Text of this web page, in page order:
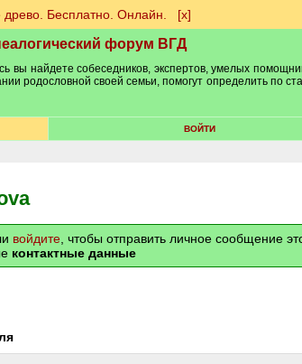
древо. Бесплатно. Онлайн. [х]
форум ВГД
найдете собеседников, экспертов, умелых
родословной своей семьи, помогут определить по
ВОЙТИ
войдите , чтобы отправить личное сообщение
контактные данные